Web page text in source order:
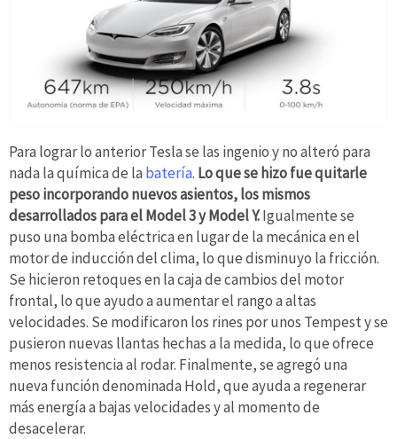
Para lograr lo anterior Tesla se las ingenio y no alteró para
nada la química de la batería. Lo que se hizo fue quitarle
peso incorporando nuevos asientos, los mismos
desarrollados para el Model 3 y Model Y.Igualmente se
puso una bomba eléctrica en lugar de la mecánica en el
motor de inducción del clima, lo que disminuyo la fricción.
Se hicieron retoques en la caja de cambios del motor
frontal, lo que ayudo a aumentar el rango a altas
velocidades. Se modificaron los rines por unos Tempest y se
pusieron nuevas llantas hechas a la medida, lo que ofrece
menos resistencia al rodar. Finalmente, se agregó una
nueva función denominada Hold, que ayuda a regenerar
más energía a bajas velocidades y al momento de
desacelerar.